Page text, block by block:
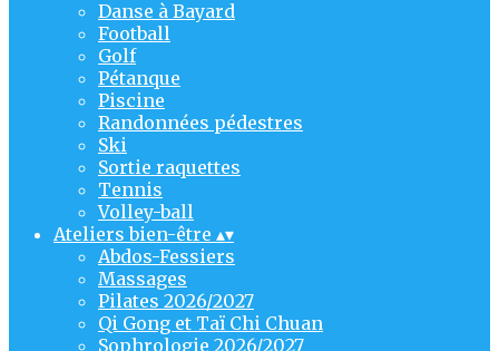
Danse à Bayard
Football
Golf
Pétanque
Piscine
Randonnées pédestres
Ski
Sortie raquettes
Tennis
Volley-ball
Ateliers bien-être ▴▾
Abdos-Fessiers
Massages
Pilates 2026/2027
Qi Gong et Taï Chi Chuan
Sophrologie 2026/2027